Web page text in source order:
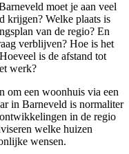
moet je aan veel
krijgen? Welke plaats is
van de regio? En
verblijven? Hoe is het
is de afstand tot
werk?
om een woonhuis via een
in Barneveld is normaliter
in de regio
welke huizen
wensen.